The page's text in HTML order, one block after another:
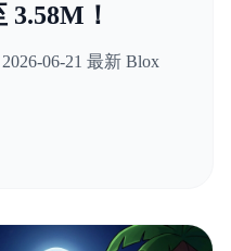
！
06-21 最新 Blox